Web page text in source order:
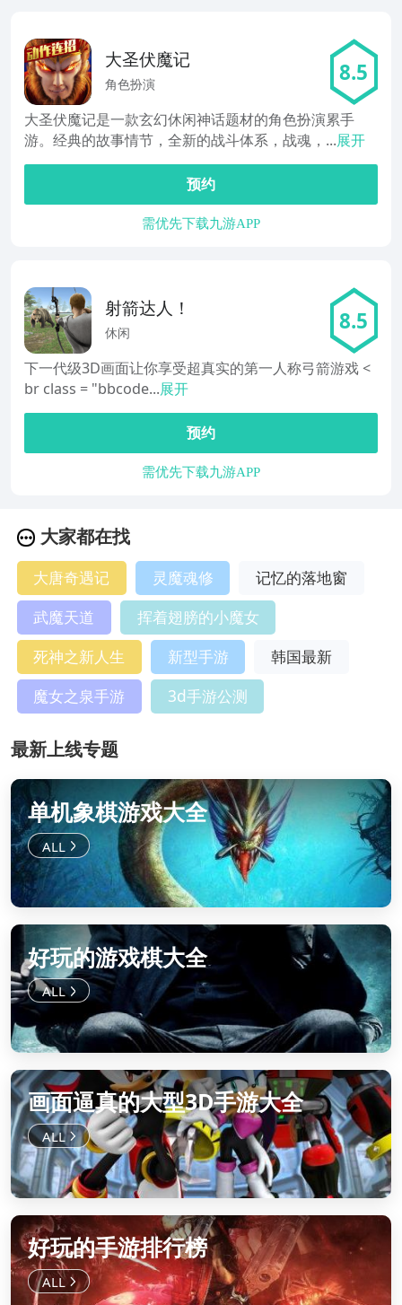
大圣伏魔记
角色扮演 8.5
大圣伏魔记是一款玄幻休闲神话题材的角色扮演累手
游。经典的故事情节，全新的战斗体系，战魂，...展开
预约
需优先下载九游APP
射箭达人！
休闲 8.5
下一代级3D画面让你享受超真实的第一人称弓箭游戏 <
br class = "bbcode...展开
预约
需优先下载九游APP
大家都在找
大唐奇遇记 灵魔魂修
记忆的落地窗
武魔天道
挥着翅膀的小魔女
死神之新人生
新型手游
韩国最新
魔女之泉手游
3d手游公测
最新上线专题
单机象棋游戏大全
好玩的游戏棋大全
画面逼真的大型3D手游大全
好玩的手游排行榜